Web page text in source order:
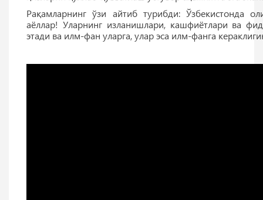
Рақамларнинг ўзи айтиб турибди: Ўзбекистонда
аёллар! Уларнинг изланишлари, кашфиётлари ва
этади ва илм-фан уларга, улар эса илм-фанга